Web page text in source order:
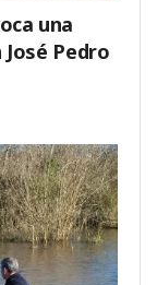
una
Pedro